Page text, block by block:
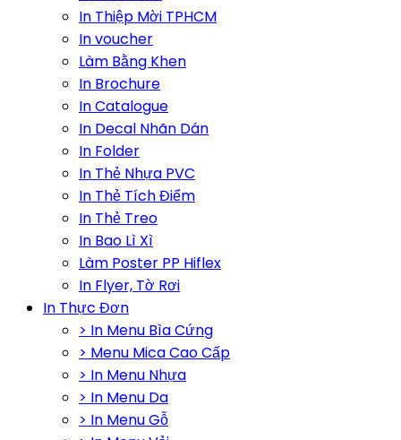
In Thiệp Mời TPHCM
In voucher
Làm Bằng Khen
In Brochure
In Catalogue
In Decal Nhãn Dán
In Folder
In Thẻ Nhựa PVC
In Thẻ Tích Điểm
In Thẻ Treo
In Bao Lì Xì
Làm Poster PP Hiflex
In Flyer, Tờ Rơi
In Thực Đơn
> In Menu Bìa Cứng
> Menu Mica Cao Cấp
> In Menu Nhựa
> In Menu Da
> In Menu Gỗ